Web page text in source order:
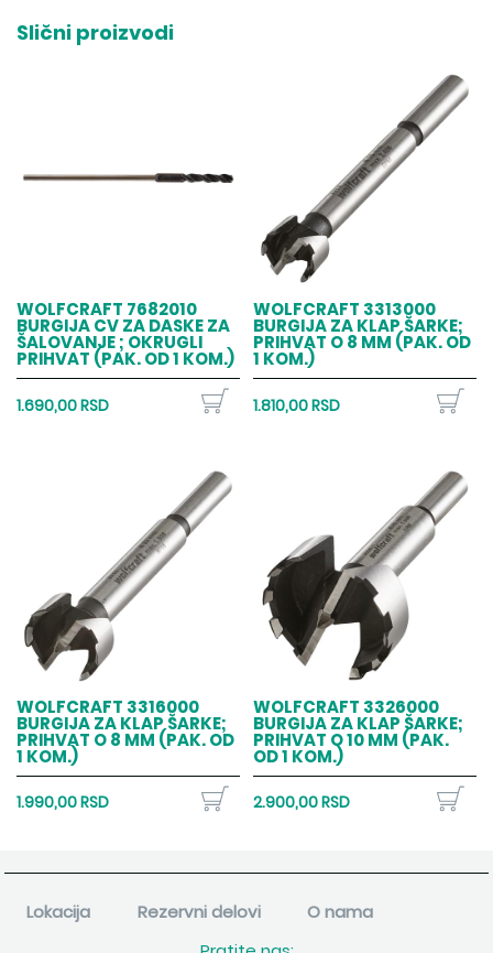
Slični proizvodi
WOLFCRAFT 7682010
BURGIJA CV ZA DASKE ZA
ŠALOVANJE ; OKRUGLI
PRIHVAT (PAK. OD 1 KOM.)
1.690,00 RSD
WOLFCRAFT 3313000
BURGIJA ZA KLAP ŠARKE;
PRIHVAT O 8 MM (PAK. OD
1 KOM.)
1.810,00 RSD
WOLFCRAFT 3316000
BURGIJA ZA KLAP ŠARKE;
PRIHVAT O 8 MM (PAK. OD
1 KOM.)
1.990,00 RSD
WOLFCRAFT 3326000
BURGIJA ZA KLAP ŠARKE;
PRIHVAT O 10 MM (PAK.
OD 1 KOM.)
2.900,00 RSD
Lokacija Rezervni delovi
O nama